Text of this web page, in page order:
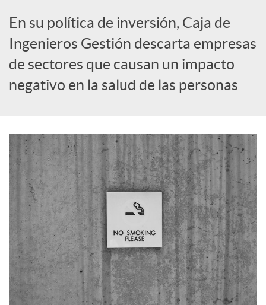
d
o
r
d
e
c
o
n
En su política de inversión, Caja de
Ingenieros Gestión descarta empresas
de sectores que causan un impacto
negativo en la salud de las personas